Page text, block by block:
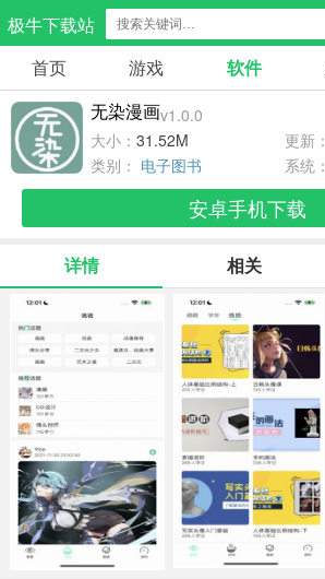
极牛下载站
应用分类
生活服务
300款应用
气象交通
86款应用
游戏辅助
478款应用
社交聊天
186款应用
电子图书
441款应用
44款应用
金融理财
54款应用
系统工具
650款应用
健康医疗
54款应用
首页 游戏 软件
无染漫画v1.0.0
大小： 31.52M 更新：
类别： 电子图书 系统：
安卓手机下载
详情 相关